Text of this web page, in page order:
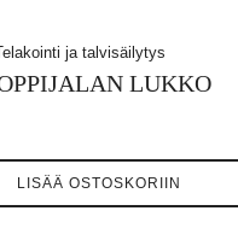
ja talvisäilytys
LUKKO
LISÄÄ OSTOSKORIIN